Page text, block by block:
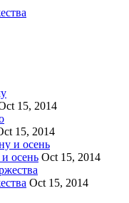
15, 2014
15, 2014
осень Oct 15, 2014
Oct 15, 2014